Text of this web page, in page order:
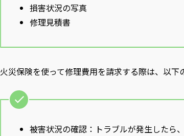
損害状況の写真
修理見積書
火災保険を使って修理費用を請求する際は、以下
被害状況の確認：トラブルが発生したら